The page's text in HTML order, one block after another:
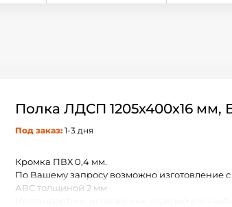
Полка ЛДСП 1205х400х16 мм,
Под заказ: 1-3 дня
Кромка ПВХ 0,4 мм.
По Вашему запросу возможно изготовление
АВС толщиной 2 мм